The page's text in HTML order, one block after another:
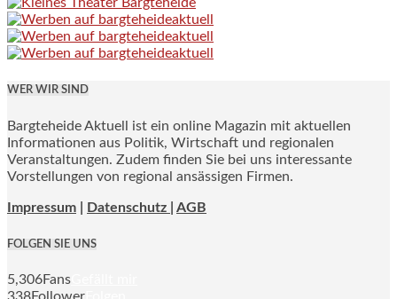
WER WIR SIND
Bargteheide Aktuell ist ein online Magazin mit aktuellen
Informationen aus Politik, Wirtschaft und regionalen
Veranstaltungen. Zudem finden Sie bei uns interessante
Vorstellungen von regional ansässigen Firmen.
Impressum Datenschutz | AGB
FOLGEN SIE UNS
5,306Fans